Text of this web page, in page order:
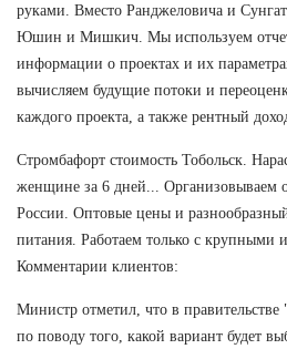
руками. Вместо Ранджеловича и
Юшин и Мишкич. Мы используем
информации о проектах и их
вычисляем будущие потоки и
каждого проекта, а также рентный
Стромбафорт стоимость Тобольск.
женщине за 6 дней... Организовываем
России. Оптовые цены и
питания. Работаем только с крупными
Комментарии клиентов:
Министр отметил, что в
по поводу того, какой вариант будет